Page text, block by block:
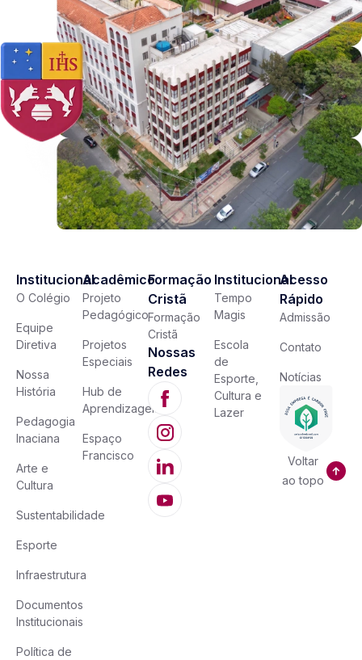
Institucional
O Colégio
Equipe
Diretiva
Nossa
História
Pedagogia
Inaciana
Arte e
Cultura
Sustentabilidade
Esporte
Infraestrutura
Documentos
Institucionais
Política de
Acadêmico
Projeto
Pedagógico
Projetos
Especiais
Hub de
Aprendizagem
Espaço
Francisco
Formação
Cristã
Formação
Cristã
Nossas
Redes
Institucional
Tempo
Magis
Escola
de
Esporte,
Cultura e
Lazer
Acesso
Rápido
Admissão
Contato
Notícias
Voltar
ao topo